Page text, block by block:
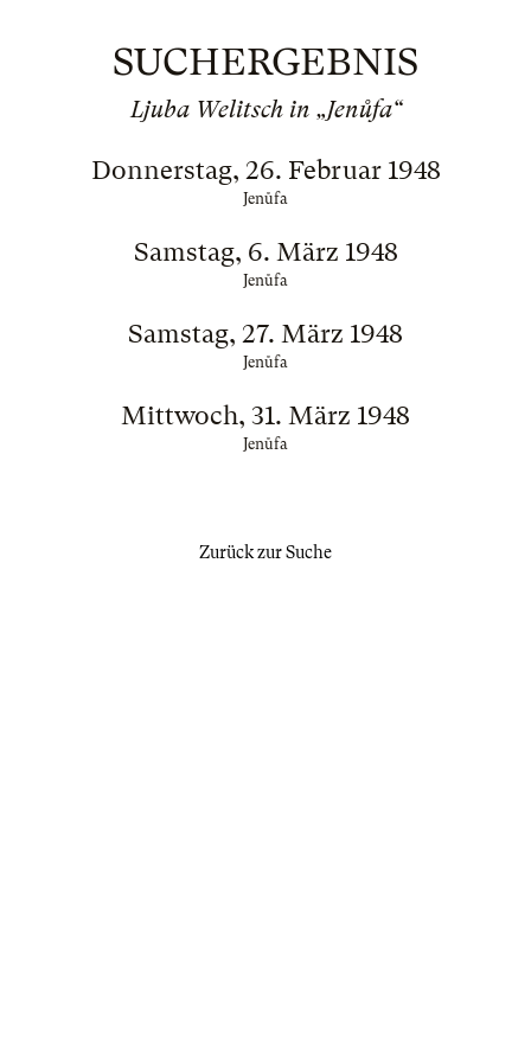
SUCHERGEBNIS
Ljuba Welitsch in „Jenůfa“
Donnerstag, 26. Februar 1948
Jenůfa
Samstag, 6. März 1948
Jenůfa
Samstag, 27. März 1948
Jenůfa
Mittwoch, 31. März 1948
Jenůfa
Zurück zur Suche